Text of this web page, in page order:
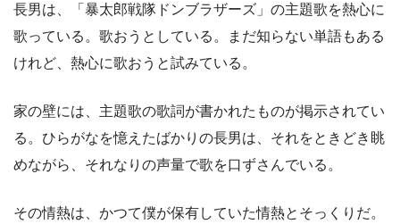
長男は、「暴太郎戦隊ドンブラザーズ」の主題歌を熱心に
歌っている。歌おうとしている。まだ知らない単語もある
けれど、熱心に歌おうと試みている。
家の壁には、主題歌の歌詞が書かれたものが掲示されてい
る。ひらがなを憶えたばかりの長男は、それをときどき眺
めながら、それなりの声量で歌を口ずさんでいる。
その情熱は、かつて僕が保有していた情熱とそっくりだ。